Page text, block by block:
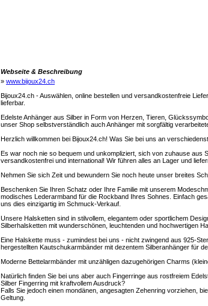
Webseite & Beschreibung
» www.bijoux24.ch
Bijoux24.ch - Auswählen, online bestellen und versandkostenfreie
lieferbar.
Edelste Anhänger aus Silber in Form von Herzen, Tieren,
unser Shop selbstverständlich auch Anhänger mit sorgfältig
Herzlich willkommen bei Bijoux24.ch! Was Sie bei uns an
Es war noch nie so bequem und unkompliziert, sich von zuhause
versandkostenfrei und international! Wir führen alles an Lager und
Nehmen Sie sich Zeit und bewundern Sie noch heute unser breites
Beschenken Sie Ihren Schatz oder Ihre Familie mit unserem
modisches Lederarmband für die Rockband Ihres Sohnes. Einfach
uns dies einzigartig im Schmuck-Verkauf.
Unsere Halsketten sind in stilvollem, elegantem oder sportlichem
Silberhalsketten mit wunderschönen, leuchtenden und hochwertigen
Eine Halskette muss - zumindest bei uns - nicht zwingend aus 925-
hergestellten Kautschukarmbänder mit dezentem Silberanhänger für
Moderne Bettelarmbänder mit unzähligen dazugehörigen Charms
Natürlich finden Sie bei uns aber auch Fingerringe aus rostfreiem
Silber Fingerring mit kraftvollem Ausdruck?
Falls Sie jedoch einen mondänen, angesagten Zehenring vorziehen,
Geltung.